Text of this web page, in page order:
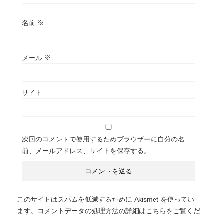
名前 ※
メール ※
サイト
次回のコメントで使用するためブラウザーに自分の名
前、メールアドレス、サイトを保存する。
このサイトはスパムを低減するために Akismet を使ってい
ます。
コメントデータの処理方法の詳細はこちらをご覧くだ